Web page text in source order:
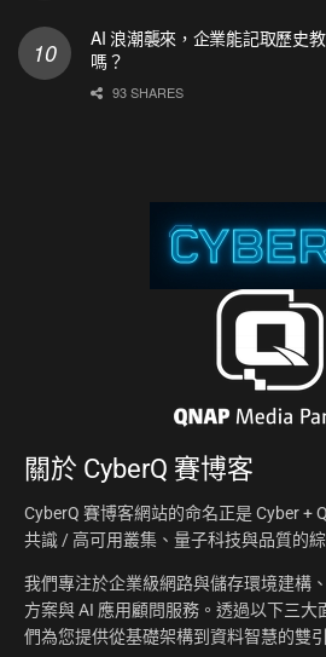
AI 浪潮襲來，企業能記取歷史
嗎？
93 SHARES
關於 CyberQ 賽博客
CyberQ 賽博客網站的命名正是 Cyber +
共識 / 高可用叢集、量子科技與品質的綜
我們專注於企業級網路與儲存環境建構
方案與 AI 應用顧問服務。透過以下三大
們為您提供從基礎架構到資料智慧的雙